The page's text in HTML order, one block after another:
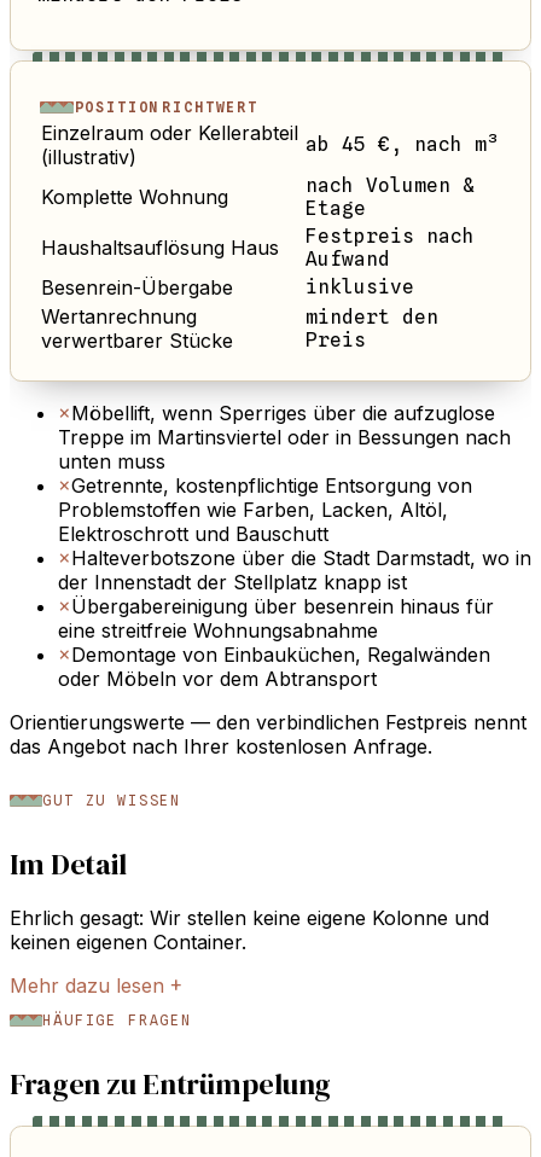
POSITION RICHTWERT
Einzelraum oder Kellerabteil
(illustrativ)
ab 45 €, nach m³
Komplette Wohnung
nach Volumen &
Etage
Haushaltsauflösung Haus
Festpreis nach
Aufwand
Besenrein-Übergabe inklusive
Wertanrechnung
verwertbarer Stücke
mindert den
Preis
×Möbellift, wenn Sperriges über die aufzuglose
Treppe im Martinsviertel oder in Bessungen nach
unten muss
×Getrennte, kostenpflichtige Entsorgung von
Problemstoffen wie Farben, Lacken, Altöl,
Elektroschrott und Bauschutt
×Halteverbotszone über die Stadt Darmstadt, wo in
der Innenstadt der Stellplatz knapp ist
×Übergabereinigung über besenrein hinaus für
eine streitfreie Wohnungsabnahme
×Demontage von Einbauküchen, Regalwänden
oder Möbeln vor dem Abtransport
Orientierungswerte — den verbindlichen Festpreis nennt
das Angebot nach Ihrer kostenlosen Anfrage.
GUT ZU WISSEN
Im Detail
Ehrlich gesagt: Wir stellen keine eigene Kolonne und
keinen eigenen Container.
Mehr dazu lesen +
HÄUFIGE FRAGEN
Fragen zu Entrümpelung